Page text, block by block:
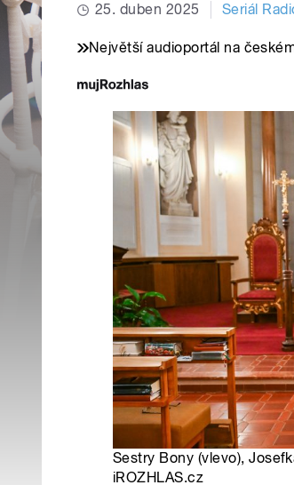
25. duben 2025 Seriál
Největší audioportál na
Sestry Bony (vlevo),
iROZHLAS.cz